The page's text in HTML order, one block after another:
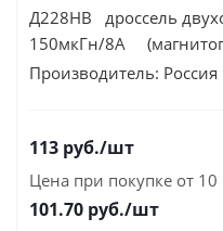
Д228НВ дроссель
150мкГн/8А
Производитель: Россия
113 руб./шт
Цена при покупке от
101.70 руб./шт